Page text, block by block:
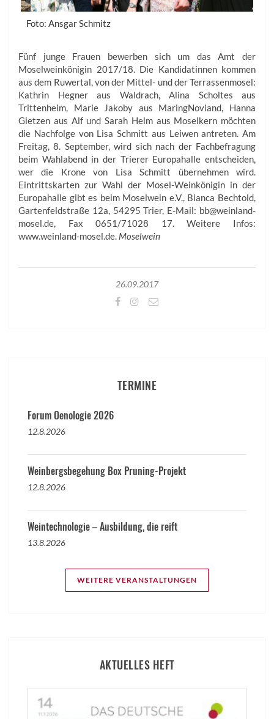
Foto: Ansgar Schmitz
Fünf junge Frauen bewerben sich um das Amt der
Moselweinkönigin 2017/18. Die Kandidatinnen kommen
aus dem Ruwertal, von der Mittel- und der Terrassenmosel:
Kathrin Hegner aus Waldrach, Alina Scholtes aus
Trittenheim, Marie Jakoby aus MaringNoviand, Hanna
Gietzen aus Alf und Sarah Helm aus Moselkern möchten
die Nachfolge von Lisa Schmitt aus Leiwen antreten. Am
Freitag, 8. September, wird sich nach der Fachbefragung
beim Wahlabend in der Trierer Europahalle entscheiden,
wer die Krone von Lisa Schmitt übernehmen wird.
Eintrittskarten zur Wahl der Mosel-Weinkönigin in der
Europahalle gibt es beim Moselwein e.V., Bianca Bechtold,
Gartenfeldstraße 12a, 54295 Trier, E-Mail: bb@weinland-
mosel.de, Fax 0651/71028 17. Weitere Infos:
www.weinland-mosel.de. Moselwein
26.09.2017
TERMINE
Forum Oenologie 2026
12.8.2026
Weinbergsbegehung Box Pruning-Projekt
12.8.2026
Weintechnologie – Ausbildung, die reift
13.8.2026
WEITERE VERANSTALTUNGEN
AKTUELLES HEFT